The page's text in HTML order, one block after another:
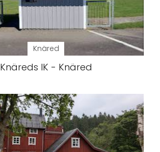
Knäred
Knäreds IK - Knäred